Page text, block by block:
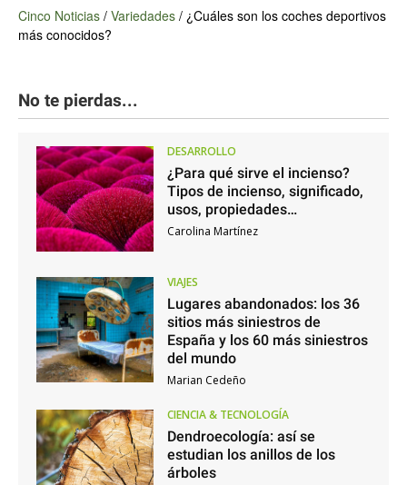
Cinco Noticias / Variedades / ¿Cuáles son los coches deportivos
más conocidos?
No te pierdas...
DESARROLLO
¿Para qué sirve el incienso?
Tipos de incienso, significado,
usos, propiedades…
Carolina Martínez
VIAJES
Lugares abandonados: los 36
sitios más siniestros de
España y los 60 más siniestros
del mundo
Marian Cedeño
CIENCIA & TECNOLOGÍA
Dendroecología: así se
estudian los anillos de los
árboles